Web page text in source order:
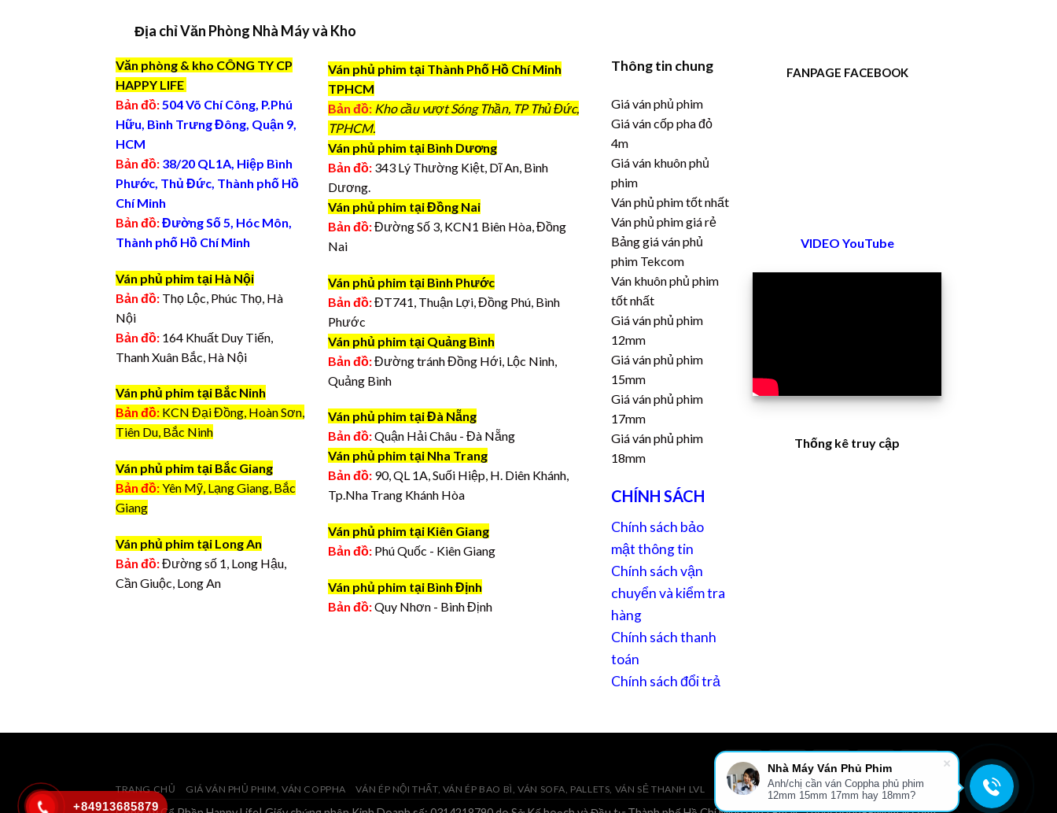
Địa chỉ Văn Phòng Nhà Máy và Kho
Văn phòng & kho CÔNG TY CP
HAPPY LIFE
Bản đồ:504 Võ Chí Công, P.Phú
Hữu, Bình Trưng Đông, Quận 9,
HCM
Bản đồ: 38/20 QL1A, Hiệp Bình
Phước, Thủ Đức, Thành phố Hồ
Chí Minh
Bản đồ:Đường Số 5, Hóc Môn,
Thành phố Hồ Chí Minh
Ván phủ phim tại Hà Nội
Bản đồ: Thọ Lộc, Phúc Thọ, Hà
Nội
Bản đồ: 164 Khuất Duy Tiến,
Thanh Xuân Bắc, Hà Nội
Ván phủ phim tại Bắc Ninh
Bản đồ: KCN Đại Đồng, Hoàn Sơn,
Tiên Du, Bắc Ninh
Ván phủ phim tại Bắc Giang
Bản đồ:Yên Mỹ, Lạng Giang, Bắc
Giang
Ván phủ phim tại Long An
Bản đồ:Đường số 1, Long Hậu,
Cần Giuộc, Long An
Ván phủ phim tại Thành Phố Hồ Chí Minh
TPHCM
Bản đồ: Kho cầu vượt Sóng Thần, TP Thủ Đức,
TPHCM.
Ván phủ phim tại Bình Dương
Bản đồ: 343 Lý Thường Kiệt, Dĩ An, Bình
Dương.
Ván phủ phim tại Đồng Nai
Bản đồ:Đường Số 3, KCN1 Biên Hòa, Đồng
Nai
Ván phủ phim tại Bình Phước
Bản đồ:ĐT741, Thuận Lợi, Đồng Phú, Bình
Phước
Ván phủ phim tại Quảng Bình
Bản đồ:Đường tránh Đồng Hới, Lộc Ninh,
Quảng Bình
Ván phủ phim tại Đà Nẵng
Bản đồ:Quận Hải Châu - Đà Nẵng
Ván phủ phim tại Nha Trang
Bản đồ: 90, QL 1A, Suối Hiệp, H. Diên Khánh,
Tp.Nha Trang Khánh Hòa
Ván phủ phim tại Kiên Giang
Bản đồ: Phú Quốc - Kiên Giang
Ván phủ phim tại Bình Định
Bản đồ:Quy Nhơn - Bình Định
Thông tin chung
Giá ván phủ phim
Giá ván cốp pha đỏ
4m
Giá ván khuôn phủ
phim
Ván phủ phim tốt nhất
Ván phủ phim giá rẻ
Bảng giá ván phủ
phim Tekcom
Ván khuôn phủ phim
tốt nhất
Giá ván phủ phim
12mm
Giá ván phủ phim
15mm
Giá ván phủ phim
17mm
Giá ván phủ phim
18mm
CHÍNH SÁCH
Chính sách bảo
mật thông tin
Chính sách vận
chuyển và kiểm tra
hàng
Chính sách thanh
toán
Chính sách đổi trả
FANPAGE FACEBOOK
VIDEO YouTube
Thống kê truy cập
TRANG CHỦ GIÁ VÁN PHỦ PHIM, VÁN COPPHA VÁN ÉP NỘI THẤT, VÁN ÉP BAO BÌ, VÁN SOFA, PALLETS, VÁN SẺ THANH LVL GIỚI THIỆU TIN TỨC FILE TÀI LIỆU LIÊN HỆ
+84913685879
Nhà Máy Ván Phủ Phim
Anh/chị cần ván Coppha phủ phim
12mm 15mm 17mm hay 18mm?